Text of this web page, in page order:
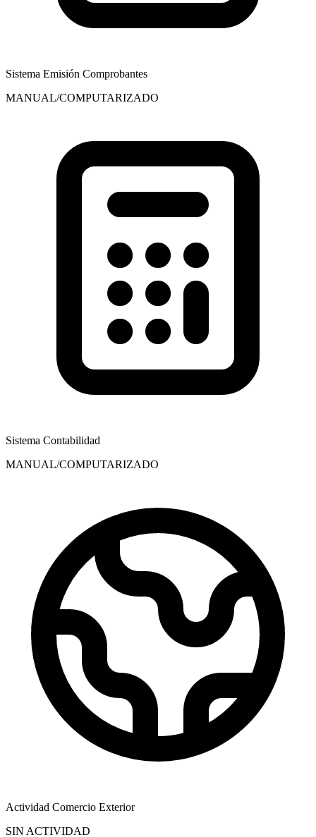
Sistema Emisión Comprobantes
MANUAL/COMPUTARIZADO
Sistema Contabilidad
MANUAL/COMPUTARIZADO
Actividad Comercio Exterior
SIN ACTIVIDAD